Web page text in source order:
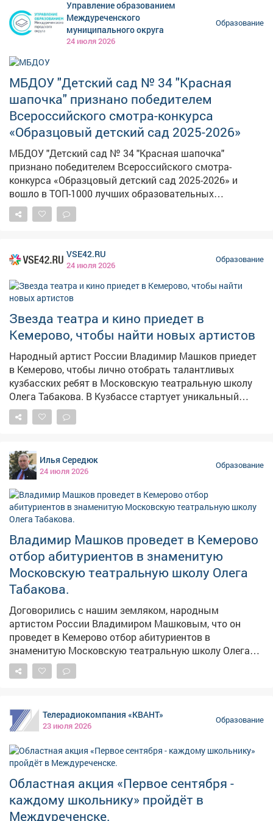
металлургии СибГИУ. - СибПСК поставила
лабораторное оборудование для Архитектурно-
строительного института; - СГМК поставит технику
стратегическое партнерство помогает всем стать
сильнее - и системе образования, и бизнесу, и региону
в целом. Задействуем и возможности бюджетного
финансирования, нацпроектов. Так, в КузГТУ
отремонтируем общежитие №5 и пятый учебный
корпус. В КемГМУ по нацпроекту «Молодежь и дети»
обновляем общежитие. В КемГУ уже обновили
общежитие №7.
Управление образованием
Междуреченского
муниципального округа
24 июля 2026
Образование
МБДОУ "Детский сад № 34 "Красная
шапочка" признано победителем
Всероссийского смотра-конкурса
«Образцовый детский сад 2025-2026»
МБДОУ "Детский сад № 34 "Красная шапочка"
признано победителем Всероссийского смотра-
конкурса «Образцовый детский сад 2025-2026» и
вошло в ТОП-1000 лучших образовательных
организаций для детей дошкольного возраста в
России. В выставочных мероприятиях смотра-
осуществляющих уход и присмотр за детьми
«Образцовый детский сад» проходил в заочной форме
на открытой публичной интернет-площадке, где
размещалась информация о профессиональной и
педагогической деятельности учреждения. Членами
жюри оценивались более 10 направлений работы:
укрепление здоровья и интеллектуальное развитие
детей, приобщение детей к общечеловеческим
ценностям, развитие познавательных, творческих,
художественно-эстетических способностей детей,
работа с родителями и прочее. Также учитывался
рейтинг участников в открытом голосовании
«Детский сад №34 «Красная шапочка» удостоено
звания «Образцовый детский сад» и награждено
медалью победителя.
VSE42.RU
24 июля 2026
Образование
Звезда театра и кино приедет в
Кемерово, чтобы найти новых артистов
Народный артист России Владимир Машков приедет
в Кемерово, чтобы лично отобрать талантливых
кузбасских ребят в Московскую театральную школу
Олега Табакова. В Кузбассе стартует уникальный
творческий проект – народный артист России
Владимир Машков проведёт в Кемерово отбор
школу Олега Табакова. Как сообщают областные
власти, для одарённых ребят из региона это шанс
бесплатно получить образование у ведущих актёров
страны. Отмечается, что успех каждого кузбассовца
на федеральном уровне – мощный стимул для
молодёжи. Важно, чтобы после обучения ребята
Мариинского театра, который скоро откроется в
Музейно-театральном комплексе Кемерова.
Сотрудничество со школой Табакова и другими
творческими вузами страны будет продолжено.
Илья Середюк
24 июля 2026
Образование
Владимир Машков проведет в Кемерово
отбор абитуриентов в знаменитую
Московскую театральную школу Олега
Табакова.
Договорились с нашим земляком, народным
артистом России Владимиром Машковым, что он
проведет в Кемерово отбор абитуриентов в
знаменитую Московскую театральную школу Олега
Табакова. Для одаренных кузбасских ребят это
уникальный шанс - поработать с ведущими актерами
региона. Успех каждого кузбассовца на федеральном
уровне - мощный стимул для тысяч других парней и
девчонок. Наша задача - сделать так, чтобы после
обучения в столицах ребята возвращались домой, в
Кузбасс, и помогали выводить на новый уровень
работу наших театров и учреждений культуры. В том
числе филиала Мариинского театра, который уже
скоро откроет свои двери на площадке
Телерадиокомпания «КВАНТ»
23 июля 2026
Образование
Областная акция «Первое сентября -
каждому школьнику» пройдёт в
Междуреченске.